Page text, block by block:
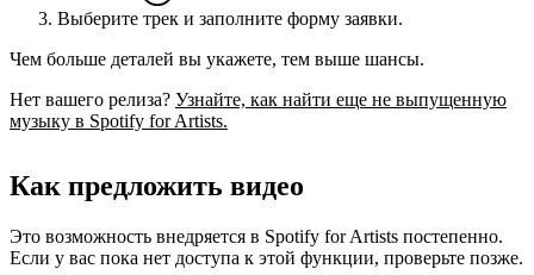
Выберите трек и заполните форму заявки.
Чем больше деталей вы укажете, тем выше шансы.
Нет вашего релиза? Узнайте, как найти еще не выпущенную
музыку в Spotify for Artists.
Как предложить видео
Это возможность внедряется в Spotify for Artists постепенно.
Если у вас пока нет доступа к этой функции, проверьте позже.